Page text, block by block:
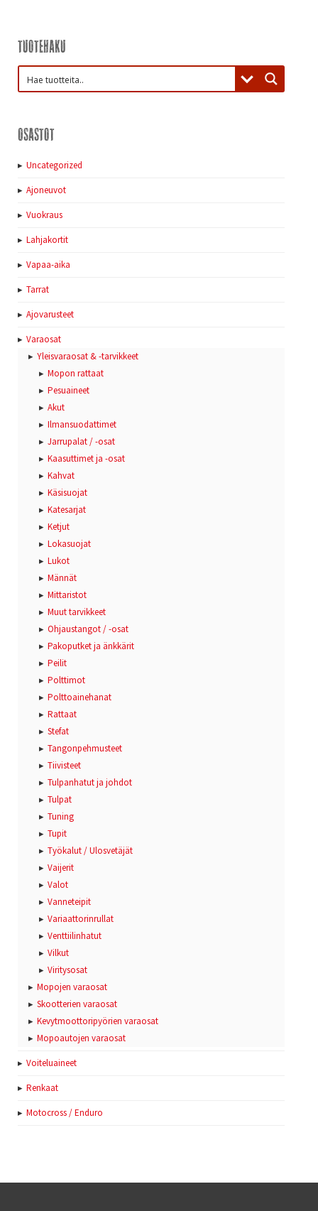
Tuotehaku
Osastot
Uncategorized
Ajoneuvot
Vuokraus
Lahjakortit
Vapaa-aika
Tarrat
Ajovarusteet
Varaosat
Yleisvaraosat & -tarvikkeet
Mopon rattaat
Pesuaineet
Akut
Ilmansuodattimet
Jarrupalat / -osat
Kaasuttimet ja -osat
Kahvat
Käsisuojat
Katesarjat
Ketjut
Lokasuojat
Lukot
Männät
Mittaristot
Muut tarvikkeet
Ohjaustangot / -osat
Pakoputket ja änkkärit
Peilit
Polttimot
Polttoainehanat
Rattaat
Stefat
Tangonpehmusteet
Tiivisteet
Tulpanhatut ja johdot
Tulpat
Tuning
Tupit
Työkalut / Ulosvetäjät
Vaijerit
Valot
Vanneteipit
Variaattorinrullat
Venttiilinhatut
Vilkut
Viritysosat
Mopojen varaosat
Skootterien varaosat
Kevytmoottoripyörien varaosat
Mopoautojen varaosat
Voiteluaineet
Renkaat
Motocross / Enduro